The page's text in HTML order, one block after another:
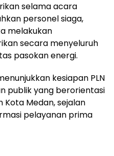
selama acara
personel siaga,
melakukan
secara menyeluruh
pasokan energi.
kesiapan PLN
publik yang berorientasi
Medan, sejalan
pelayanan prima